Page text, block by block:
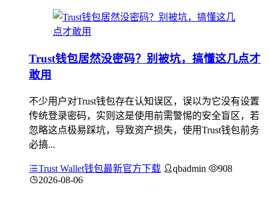
Trust钱包居然没密码？别被坑，搞懂这几点才
敢用
不少用户对Trust钱包存在认知误区，误以为它没有设置
传统登录密码，实则这是使用前需警惕的安全盲区，若
忽略这点极易踩坑，导致资产损失，使用Trust钱包前务
必搞...
Trust Wallet钱包最新官方下载 qbadmin
908
2026-08-06